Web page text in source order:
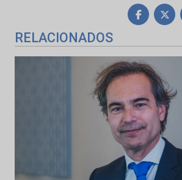
RELACIONADOS